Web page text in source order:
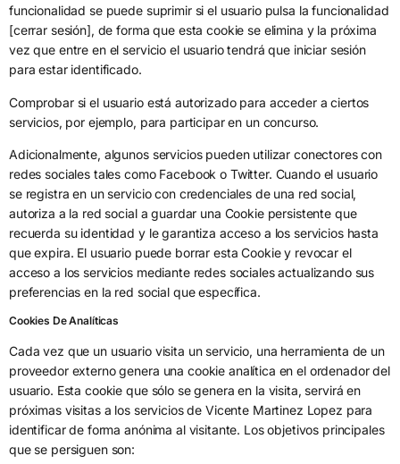
funcionalidad se puede suprimir si el usuario pulsa la funcionalidad
[cerrar sesión], de forma que esta cookie se elimina y la próxima
vez que entre en el servicio el usuario tendrá que iniciar sesión
para estar identificado.
Comprobar si el usuario está autorizado para acceder a ciertos
servicios, por ejemplo, para participar en un concurso.
Adicionalmente, algunos servicios pueden utilizar conectores con
redes sociales tales como Facebook o Twitter. Cuando el usuario
se registra en un servicio con credenciales de una red social,
autoriza a la red social a guardar una Cookie persistente que
recuerda su identidad y le garantiza acceso a los servicios hasta
que expira. El usuario puede borrar esta Cookie y revocar el
acceso a los servicios mediante redes sociales actualizando sus
preferencias en la red social que específica.
Cookies De Analíticas
Cada vez que un usuario visita un servicio, una herramienta de un
proveedor externo genera una cookie analítica en el ordenador del
usuario. Esta cookie que sólo se genera en la visita, servirá en
próximas visitas a los servicios de Vicente Martinez Lopez para
identificar de forma anónima al visitante. Los objetivos principales
que se persiguen son: